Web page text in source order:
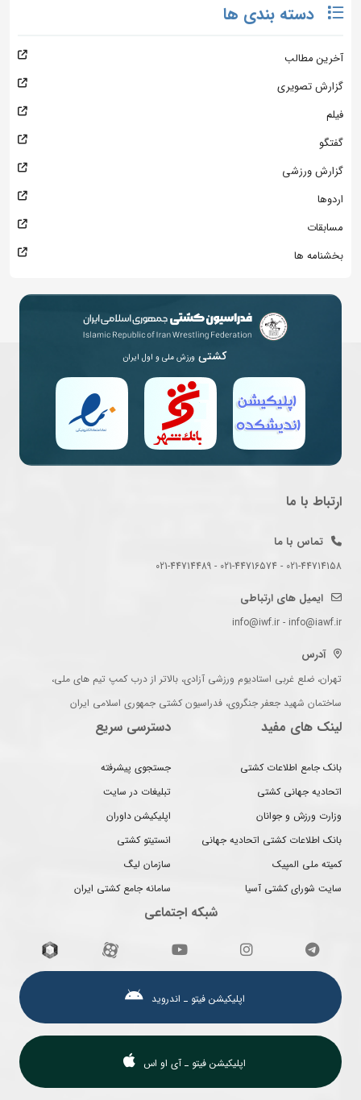
دسته بندی ها
آخرین مطالب
گزارش تصویری
فیلم
گفتگو
گزارش ورزشی
اردوها
مسابقات
بخشنامه ها
کشتی ورزش ملی و اول ایران
ارتباط با ما
تماس با ما
021-44714158 - 021-44716574 - 021-44714489
ایمیل های ارتباطی
info@iwf.ir - info@iawf.ir
آدرس
تهران، ضلع غربی استادیوم ورزشی آزادی، بالاتر از درب کمپ تیم های ملی،
ساختمان شهید جعفر جنگروی، فدراسیون کشتی جمهوری اسلامی ایران
لینک های مفید
بانک جامع اطلاعات کشتی
اتحادیه جهانی کشتی
وزارت ورزش و جوانان
بانک اطلاعات کشتی اتحادیه جهانی
کمیته ملی المپیک
سایت شورای کشتی آسیا
دسترسی سریع
جستجوی پیشرفته
تبلیغات در سایت
اپلیکیشن داوران
انستیتو کشتی
سازمان لیگ
سامانه جامع کشتی ایران
شبکه اجتماعی
اپلیکیشن فیتو ـ اندروید
اپلیکیشن فیتو ـ آی او اس